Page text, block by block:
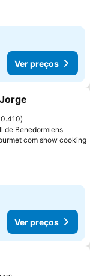
Ver preços
favoritos
de Benedormiens
com show cooking
Ver preços
favoritos